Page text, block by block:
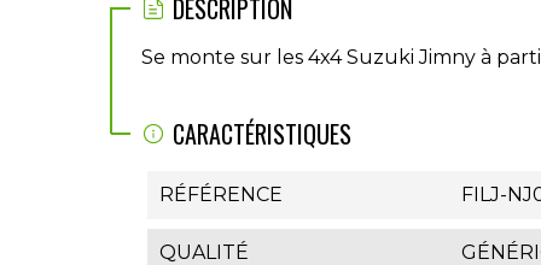
DESCRIPTION
Se monte sur les 4x4 Suzuki Jimny à
CARACTÉRISTIQUES
RÉFÉRENCE FILJ-
QUALITÉ